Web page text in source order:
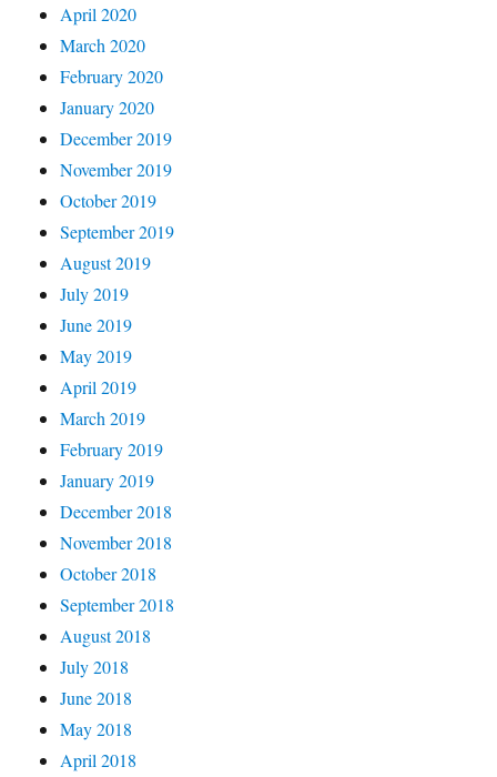
April 2020
March 2020
February 2020
January 2020
December 2019
November 2019
October 2019
September 2019
August 2019
July 2019
June 2019
May 2019
April 2019
March 2019
February 2019
January 2019
December 2018
November 2018
October 2018
September 2018
August 2018
July 2018
June 2018
May 2018
April 2018